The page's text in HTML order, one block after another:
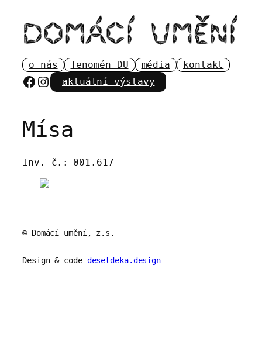
obsah
o nás fenomén DU média kontakt
Facebook
Instagram
aktuální výstavy
Mísa
Inv. č.: 001.617
© Domácí umění, z.s.
Design & code desetdeka.design